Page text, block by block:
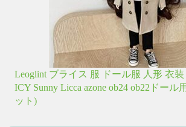
Leoglint ブライス 服 ドール服 人形 衣装
ICY Sunny Licca azone ob24 ob22ドール
ット)